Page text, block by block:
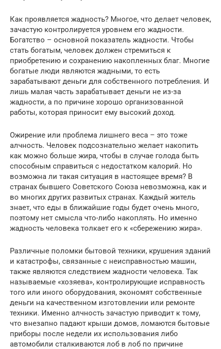
Как проявляется жадность? Многое, что делает человек,
зачастую контролируется уровнем его жадности.
Богатство – основной показатель жадности. Чтобы
стать богатым, человек должен стремиться к
приобретению и сохранению накопленных благ. Многие
богатые люди являются жадными, то есть
зарабатывают деньги для собственного потребления. И
лишь малая часть зарабатывает деньги не из-за
жадности, а по причине хорошо организованной
работы, которая приносит ему высокий доход.
Ожирение или проблема лишнего веса – это тоже
алчность. Человек подсознательно желает накопить
как можно больше жира, чтобы в случае голода быть
способным справиться с недостатком калорий. Но
возможна ли такая ситуация в настоящее время? В
странах бывшего Советского Союза невозможна, как и
во многих других развитых странах. Каждый житель
знает, что еды в ближайшие годы будет очень много,
поэтому нет смысла что-либо накоплять. Но именно
жадность человека толкает его к «сбережению жира».
Различные поломки бытовой техники, крушения зданий
и катастрофы, связанные с неисправностью машин,
также являются следствием жадности человека. Так
называемые «хозяева», контролирующие исправность
того или иного оборудования, экономят собственные
деньги на качественном изготовлении или ремонте
техники. Именно алчность зачастую приводит к тому,
что внезапно падают крыши домов, ломаются бытовые
приборы после недели их использования либо
автомобили сталкиваются лоб в лоб по причине